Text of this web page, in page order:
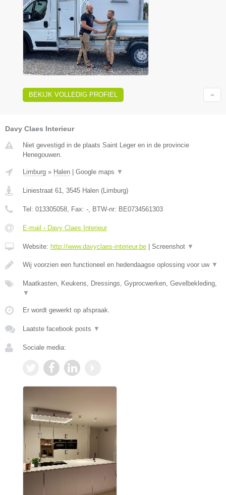
BEKIJK VOLLEDIG PROFIEL
Davy Claes Interieur
Niet gevestigd in de plaats Saint Leger en in de provincie
Henegouwen.
Limburg » Halen Google maps ▼
Liniestraat 61, 3545 Halen (Limburg)
Tel: 013305058, Fax: -, BTW-nr: BE0734561303
E-mail › Davy Claes Interieur
Website: http://www.davyclaes-interieur.be Screenshot ▼
Wij voorzien een functioneel en hedendaagse oplossing voor uw ▼
Maatkasten, Keukens, Dressings, Gyprocwerken, Gevelbekleding,
▼
Er wordt gewerkt op afspraak.
Laatste facebook posts ▼
Sociale media: